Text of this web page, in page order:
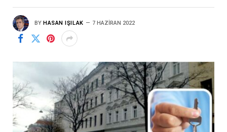
BY HASAN IŞILAK 7 HAZIRAN 2022